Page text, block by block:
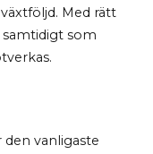
Med rätt
som
vanligaste